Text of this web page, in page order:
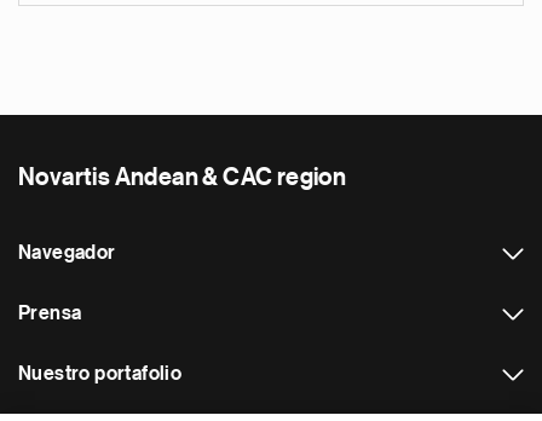
Novartis Andean & CAC region
Navegador
Prensa
Nuestro portafolio